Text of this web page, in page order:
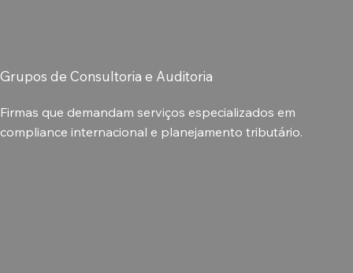
Firmas que demandam serviços especializados em
compliance internacional e planejamento tributário.
Grupos de Consultoria e Auditoria